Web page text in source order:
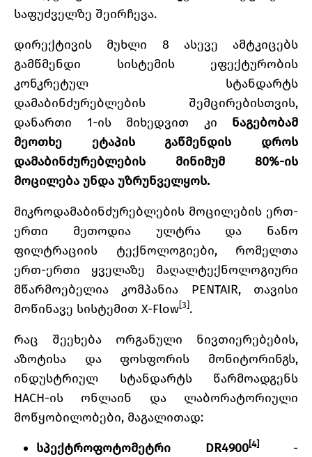
საფუძველზე შეირჩევა.
დირექტივის მუხლი 8 ასევე ამტკიცებს
გამწმენდი სისტემის ეფექტურობის
კონკრეტულ სტანდარტს
დამაბინძურებლების შემცირებისთვის,
დანართი 1-ის მიხედვით კი ნაგებობამ
მეოთხე ეტაპის გაწმენდის დროს
დამაბინძურებლების მინიმუმ 80%-ის
მოცილება უნდა უზრუნველყოს.
მიკროდამაბინძურებლების მოცილების ერთ-
ერთი მეთოდია ულტრა და ნანო
ფილტრაციის ტექნოლოგიები, რომელთა
ერთ-ერთი ყველაზე მაღალტექნოლოგიური
მწარმოებელია კომპანია PENTAIR, თავისი
მოწინავე სისტემით X-Flow[3].
რაც შეეხება ორგანული ნივთიერებების,
აზოტისა და ფოსფორის მონიტორინგს,
ინდუსტრიულ სტანდარტს წარმოადგენს
HACH-ის ონლაინ და ლაბორატორიული
მოწყობილობები, მაგალითად:
სპექტროფოტომეტრი DR4900[4]-